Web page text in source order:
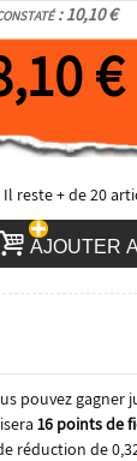
: 10,10 €
€
Il reste+ de 20
AJOUTER
pouvez gagner
16points de
réduction de